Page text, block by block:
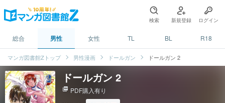
検索 新規登録 ログイン
総合 男性 女性 TL BL R18
マンガ図書館Zトップ 男性漫画 ドールガン ドールガン 2
ドールガン 2
picture_as_pdf PDF購入有り